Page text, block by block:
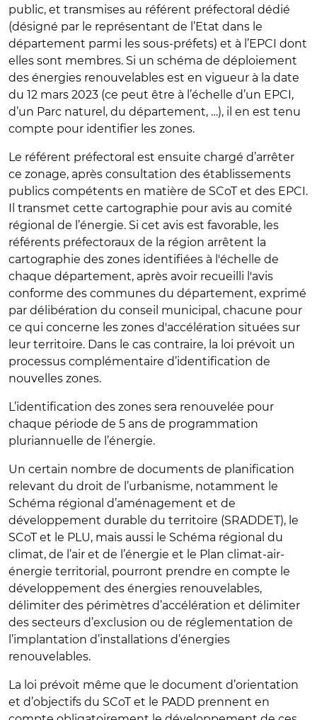
public, et transmises au référent préfectoral dédié
(désigné par le représentant de l’Etat dans le
département parmi les sous-préfets) et à l’EPCI dont
elles sont membres. Si un schéma de déploiement
des énergies renouvelables est en vigueur à la date
du 12 mars 2023 (ce peut être à l’échelle d’un EPCI,
d’un Parc naturel, du département, …), il en est tenu
compte pour identifier les zones.
Le référent préfectoral est ensuite chargé d’arrêter
ce zonage, après consultation des établissements
publics compétents en matière de SCoT et des EPCI.
Il transmet cette cartographie pour avis au comité
régional de l’énergie. Si cet avis est favorable, les
référents préfectoraux de la région arrêtent la
cartographie des zones identifiées à l'échelle de
chaque département, après avoir recueilli l'avis
conforme des communes du département, exprimé
par délibération du conseil municipal, chacune pour
ce qui concerne les zones d'accélération situées sur
leur territoire. Dans le cas contraire, la loi prévoit un
processus complémentaire d’identification de
nouvelles zones.
L’identification des zones sera renouvelée pour
chaque période de 5 ans de programmation
pluriannuelle de l’énergie.
Un certain nombre de documents de planification
relevant du droit de l’urbanisme, notamment le
Schéma régional d’aménagement et de
développement durable du territoire (SRADDET), le
SCoT et le PLU, mais aussi le Schéma régional du
climat, de l’air et de l’énergie et le Plan climat-air-
énergie territorial, pourront prendre en compte le
développement des énergies renouvelables,
délimiter des périmètres d’accélération et délimiter
des secteurs d’exclusion ou de réglementation de
l’implantation d’installations d’énergies
renouvelables.
La loi prévoit même que le document d’orientation
et d’objectifs du SCoT et le PADD prennent en